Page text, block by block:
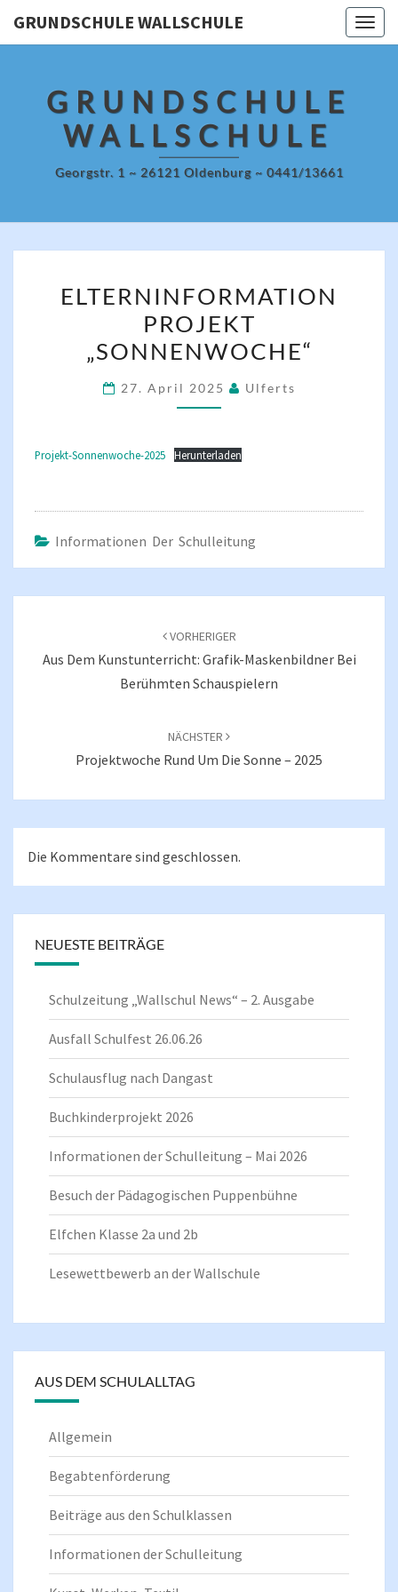
GRUNDSCHULE WALLSCHULE
GRUNDSCHULE
WALLSCHULE
Georgstr. 1 ~ 26121 Oldenburg ~ 0441/13661
PROJEKT
„SONNENWOCHE“
ELTERNINFORMATION
PROJEKT
„SONNENWOCHE“
27. April 2025 Ulferts
Projekt-Sonnenwoche-2025 Herunterladen
Informationen Der Schulleitung
VORHERIGER
Aus Dem Kunstunterricht: Grafik-Maskenbildner Bei
Berühmten Schauspielern
NÄCHSTER
Projektwoche Rund Um Die Sonne – 2025
Die Kommentare sind geschlossen.
NEUESTE BEITRÄGE
Schulzeitung „Wallschul News“ – 2. Ausgabe
Ausfall Schulfest 26.06.26
Schulausflug nach Dangast
Buchkinderprojekt 2026
Informationen der Schulleitung – Mai 2026
Besuch der Pädagogischen Puppenbühne
Elfchen Klasse 2a und 2b
Lesewettbewerb an der Wallschule
AUS DEM SCHULALLTAG
Allgemein
Begabtenförderung
Beiträge aus den Schulklassen
Informationen der Schulleitung